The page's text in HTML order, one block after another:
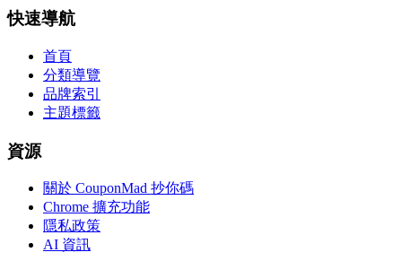
快速導航
首頁
分類導覽
品牌索引
主題標籤
資源
關於 CouponMad 抄你碼
Chrome 擴充功能
隱私政策
AI 資訊